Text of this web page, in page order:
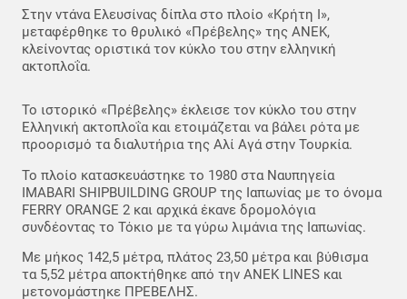
Στην ντάνα Ελευσίνας δίπλα στο πλοίο «Κρήτη Ι»,
μεταφέρθηκε το θρυλικό «Πρέβελης» της ΑΝΕΚ,
κλείνοντας οριστικά τον κύκλο του στην ελληνική
ακτοπλοΐα.
Το ιστορικό «Πρέβελης» έκλεισε τον κύκλο του στην
Ελληνική ακτοπλοΐα και ετοιμάζεται να βάλει ρότα με
προορισμό τα διαλυτήρια της Αλί Αγά στην Τουρκία.
Το πλοίο κατασκευάστηκε το 1980 στα Ναυπηγεία
IMABARI SHIPBUILDING GROUP της Ιαπωνίας με το όνομα
FERRY ORANGE 2 και αρχικά έκανε δρομολόγια
συνδέοντας το Τόκιο με τα γύρω λιμάνια της Ιαπωνίας.
Με μήκος 142,5 μέτρα, πλάτος 23,50 μέτρα και βύθισμα
τα 5,52 μέτρα αποκτήθηκε από την ANEK LINES και
μετονομάστηκε ΠΡΕΒΕΛΗΣ.